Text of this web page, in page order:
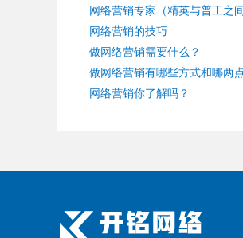
网络营销专家（精英与普工之
网络营销的技巧
做网络营销需要什么？
做网络营销有哪些方式和哪两
网络营销你了解吗？